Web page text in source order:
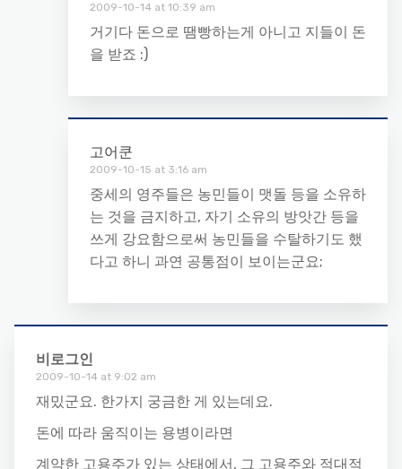
2009-10-14 at 10:39 am
거기다 돈으로 땜빵하는게 아니고 지들이 돈
을 받죠 :)
고어쿤
2009-10-15 at 3:16 am
중세의 영주들은 농민들이 맷돌 등을 소유하
는 것을 금지하고, 자기 소유의 방앗간 등을
쓰게 강요함으로써 농민들을 수탈하기도 했
다고 하니 과연 공통점이 보이는군요;
비로그인
2009-10-14 at 9:02 am
재밌군요. 한가지 궁금한 게 있는데요.
돈에 따라 움직이는 용병이라면
계약한 고용주가 있는 상태에서, 그 고용주와 적대적